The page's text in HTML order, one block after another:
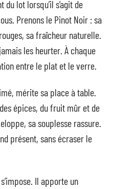
lot lorsqu’il s’agit de
Prenons le Pinot Noir : sa
sa fraîcheur naturelle.
les heurter. À chaque
entre le plat et le verre.
mérite sa place à table.
épices, du fruit mûr et de
sa souplesse rassure.
présent, sans écraser le
Il apporte un